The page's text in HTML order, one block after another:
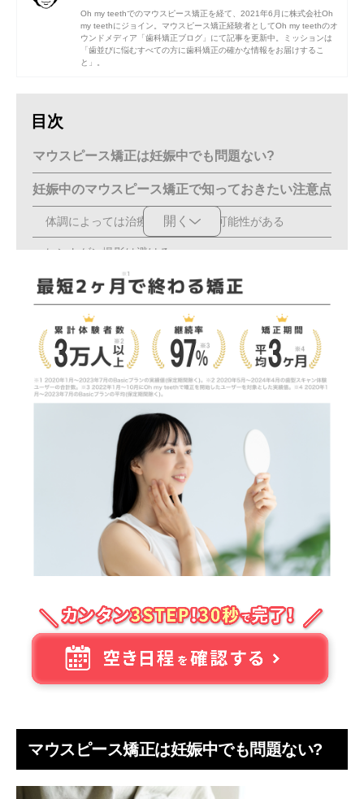
Oh my teethでのマウスピース矯正を経て、2021年6月に株式会社Oh
my teethにジョイン。マウスピース矯正経験者としてOh my teethのオ
ウンドメディア「歯科矯正ブログ」にて記事を更新中。ミッションは
「歯並びに悩むすべての方に歯科矯正の確かな情報をお届けするこ
と」。
目次
マウスピース矯正は妊娠中でも問題ない?
妊娠中のマウスピース矯正で知っておきたい注意点
体調によっては治療期間が長引く可能性がある
レントゲン撮影は避ける
麻酔を使用する処置は避ける
虫歯や歯周病になりやすい
妊娠中のマウスピース矯正に関するよくある疑問
薬の服用はできる？
治療期間はどれくらいかかる？
マウスピース矯正中に妊娠が発覚したら何をすべき？
妊娠中に矯正をするならマウスピース矯正がおすす
体調が悪いときは装置を外せる
痛みが比較的少ない
金属アレルギーの心配がない
う
開く
マウスピース矯正は妊娠中でも問題ない?